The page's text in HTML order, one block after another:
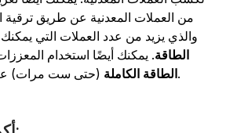
من العملات المعدنية عن طريق ترقية
والذي يزيد من عدد العملات التي يمكنك
الطاقة. يمكنك أيضًا استخدام المعززات
الطاقة الكاملة